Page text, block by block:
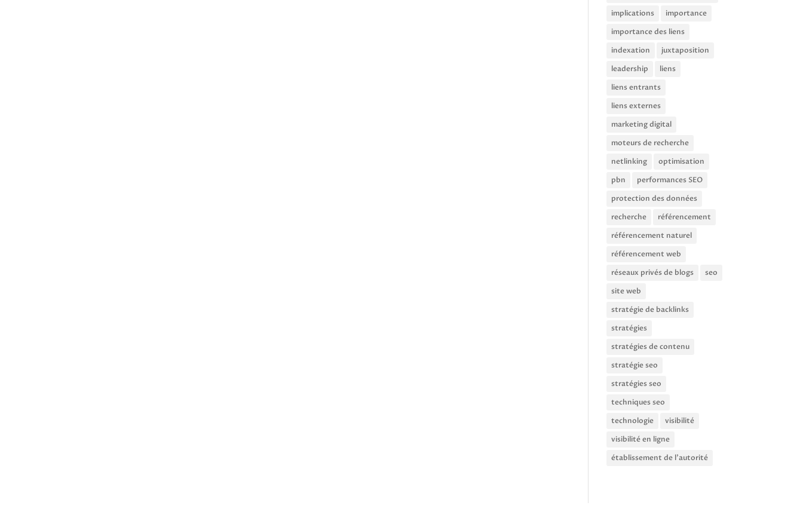
implications
importance
importance des liens
indexation
juxtaposition
leadership
liens
liens entrants
liens externes
marketing digital
moteurs de recherche
netlinking
optimisation
pbn
performances SEO
protection des données
recherche
référencement
référencement naturel
référencement web
réseaux privés de blogs
seo
site web
stratégie de backlinks
stratégies
stratégies de contenu
stratégie seo
stratégies seo
techniques seo
technologie
visibilité
visibilité en ligne
établissement de l'autorité